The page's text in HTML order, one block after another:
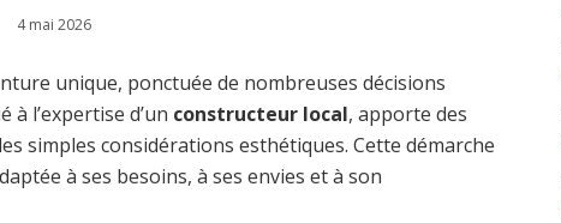
4 mai 2026
unique, ponctuée de nombreuses décisions
à l’expertise d’un constructeur local, apporte des
simples considérations esthétiques. Cette démarche
à ses besoins, à ses envies et à son